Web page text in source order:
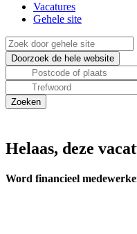
Vacatures
Gehele site
Helaas, deze
Word financieel